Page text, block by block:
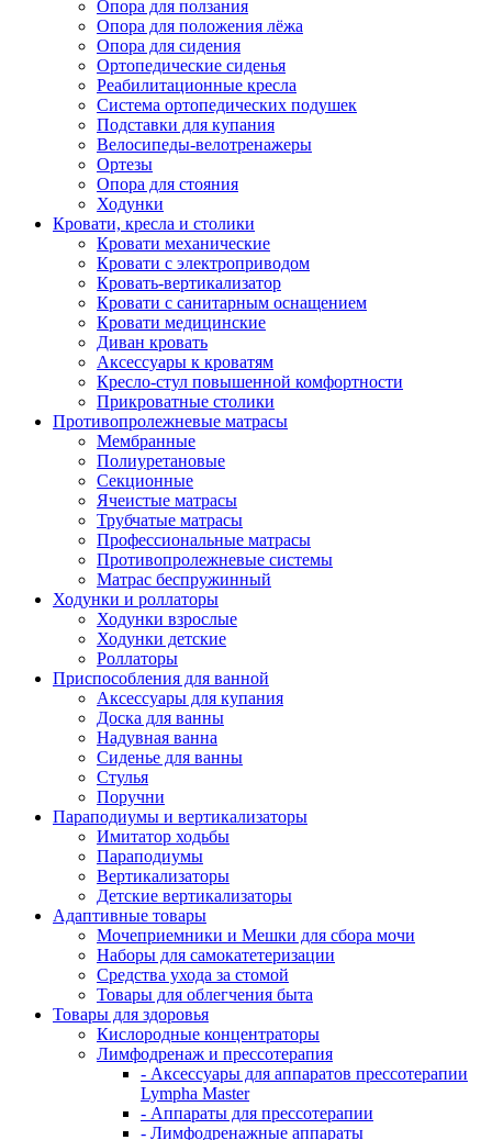
Опора для ползания
Опора для положения лёжа
Опора для сидения
Ортопедические сиденья
Реабилитационные кресла
Система ортопедических подушек
Подставки для купания
Велосипеды-велотренажеры
Ортезы
Опора для стояния
Ходунки
Кровати, кресла и столики
Кровати механические
Кровати с электроприводом
Кровать-вертикализатор
Кровати с санитарным оснащением
Кровати медицинские
Диван кровать
Аксессуары к кроватям
Кресло-стул повышенной комфортности
Прикроватные столики
Противопролежневые матрасы
Мембранные
Полиуретановые
Секционные
Ячеистые матрасы
Трубчатые матрасы
Профессиональные матрасы
Противопролежневые системы
Матрас беспружинный
Ходунки и роллаторы
Ходунки взрослые
Ходунки детские
Роллаторы
Приспособления для ванной
Аксессуары для купания
Доска для ванны
Надувная ванна
Сиденье для ванны
Стулья
Поручни
Параподиумы и вертикализаторы
Имитатор ходьбы
Параподиумы
Вертикализаторы
Детские вертикализаторы
Адаптивные товары
Мочеприемники и Мешки для сбора мочи
Наборы для самокатетеризации
Средства ухода за стомой
Товары для облегчения быта
Товары для здоровья
Кислородные концентраторы
Лимфодренаж и прессотерапия
- Аксессуары для аппаратов прессотерапии
Lympha Master
- Аппараты для прессотерапии
- Лимфодренажные аппараты